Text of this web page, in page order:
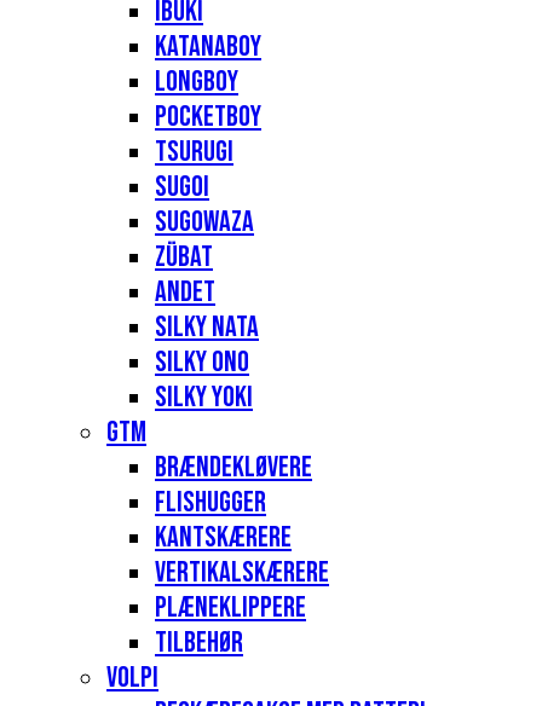
Ibuki
Katanaboy
Longboy
Pocketboy
Tsurugi
Sugoi
Sugowaza
Zübat
Andet
Silky Nata
Silky Ono
Silky Yoki
GTM
Brændekløvere
Flishugger
Kantskærere
Vertikalskærere
Plæneklippere
Tilbehør
Volpi